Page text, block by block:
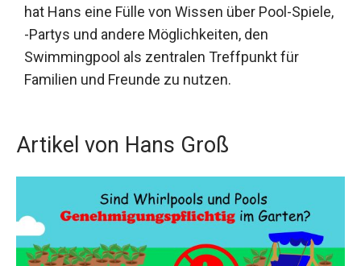
hat Hans eine Fülle von Wissen über Pool-Spiele,
-Partys und andere Möglichkeiten, den
Swimmingpool als zentralen Treffpunkt für
Familien und Freunde zu nutzen.
Artikel von Hans Groß